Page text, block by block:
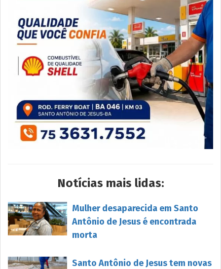
Notícias mais lidas:
Mulher desaparecida em Santo
Antônio de Jesus é encontrada
morta
Santo Antônio de Jesus tem novas